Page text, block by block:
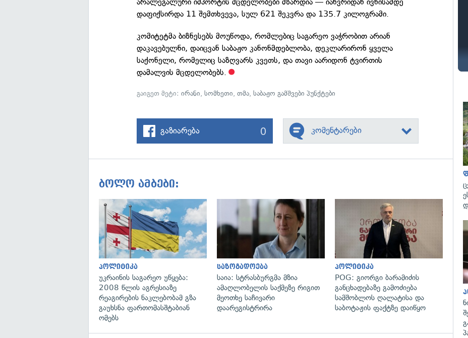
დაფიქსირდა 11 შემთხვევა, სულ 621 შეკვრა და 135.7 კილოგრამი.
კომიტეტმა ბიზნესებს მოუწოდა, რომლებიც საგარეო ვაჭრობით არიან
დაკავებულნი, დაიცვან საბაჟო კანონმდებლობა, დეკლარირონ ყველა
საქონელი, რომელიც საზღვარს კვეთს, და თავი აარიდონ ტვირთის
დამალვის მცდელობებს.
გაიგეთ მეტი:ირანი,სომხეთი,თმა,საბაჟო გამშვები პუნქტები
გაზიარება 0 კომენტარები
ბოლო ამბები:
გადახედვა
პოლიტიკა
უკრაინის საგარეო უწყება:
2008 წლის აგრესიაზე
რეაგირების ნაკლებობამ გზა
გაუხსნა ფართომასშტაბიან
ომებს
საზოგადოება
საია: სტრასბურგმა მზია
ამაღლობელის საქმეზე რიგით
მეოთხე საჩივარი
დაარეგისტრირა
პოლიტიკა
POG: გიორგი ბარამიძის
განცხადებაზე გამოძიება
სამშობლოს ღალატისა და
საბოტაჟის ფაქტზე დაიწყო